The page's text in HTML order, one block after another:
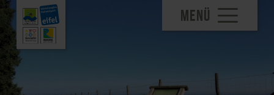
MENÜ